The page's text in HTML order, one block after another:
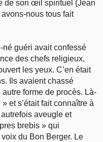
de son œil spirituel (Jean
nous tous fait
né guéri avait confessé
des chefs religieux,
les yeux. C’en était
Ils avaient chassé
autre forme de procès. Là-
et s’était fait connaître à
aveugle et
brebis » qui
du Bon Berger. Le